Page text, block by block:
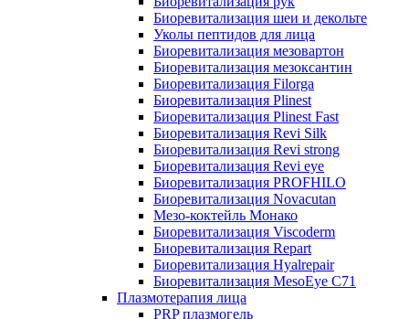
Биоревитализация шеи и декольте
Уколы пептидов для лица
Биоревитализация мезовартон
Биоревитализация мезоксантин
Биоревитализация Filorga
Биоревитализация Plinest
Биоревитализация Plinest Fast
Биоревитализация Revi Silk
Биоревитализация Revi strong
Биоревитализация Revi eye
Биоревитализация PROFHILO
Биоревитализация Novacutan
Мезо-коктейль Монако
Биоревитализация Viscoderm
Биоревитализация Repart
Биоревитализация Hyalrepair
Биоревитализация MesoEye C71
Плазмотерапия лица
PRP плазмогель